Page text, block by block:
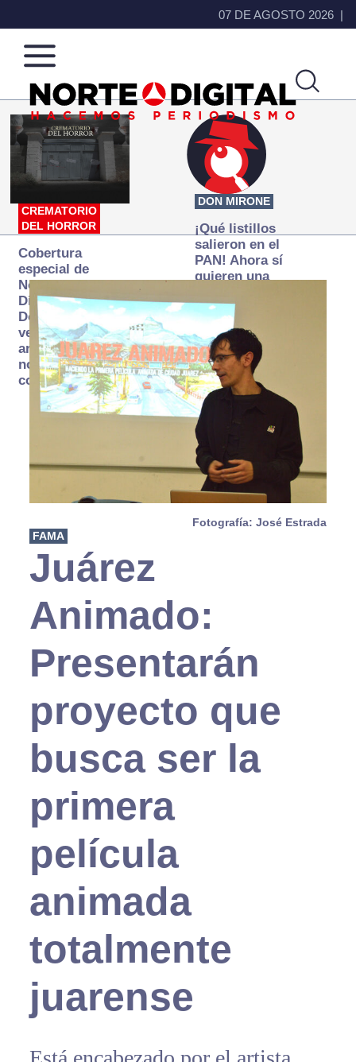
07 DE AGOSTO 2026
Norte
de
Ciudad
Más
que
noticias,
hacemos periodismo
CREMATORIO
DEL HORROR
Cobertura
especial de
Norte
Digital:
Donde la
verdad
arde… pero
no se
consume
DON MIRONE
¡Qué listillos
salieron en el
PAN! Ahora sí
quieren una
autónoma… y
transexenal
Fotografía: José Estrada
FAMA
Juárez
Animado:
Presentarán
proyecto que
busca ser la
primera
película
animada
totalmente
juarense